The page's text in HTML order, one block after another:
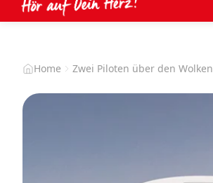
Home Zwei Piloten über den Wolken